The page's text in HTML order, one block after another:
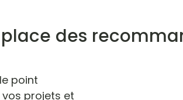
place des
point
projets et